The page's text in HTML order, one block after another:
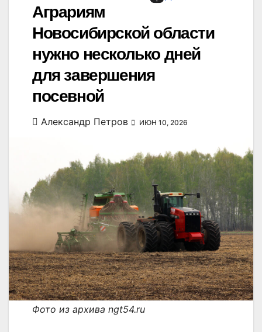
Аграриям
Новосибирской области
нужно несколько дней
для завершения
посевной
Александр Петров ИЮН 10, 2026
Фото из архива ngt54.ru